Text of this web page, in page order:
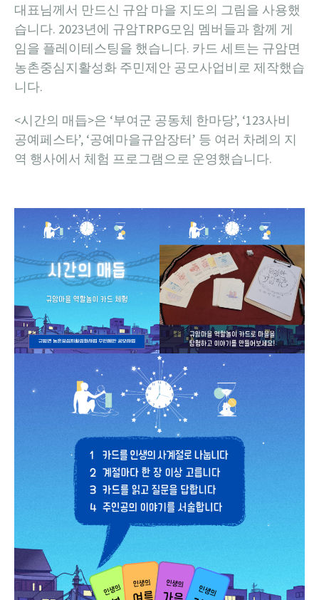
대표님께서 만드신 규암 마을 지도의 그림을 사용했
습니다. 2023년에 규암TRPG모임 멤버들과 함께 게
임을 플레이테스팅을 했습니다. 카드 세트는 규암면
농촌중심지활성화 주민제안 공모사업비로 제작했습
니다.
<시간의 매듭>은 ‘부여군 공동체 한마당’, ‘123사비
공예페스타’, ‘공예마을규암장터’ 등 여러 차례의 지
역 행사에서 체험 프로그램으로 운영했습니다.